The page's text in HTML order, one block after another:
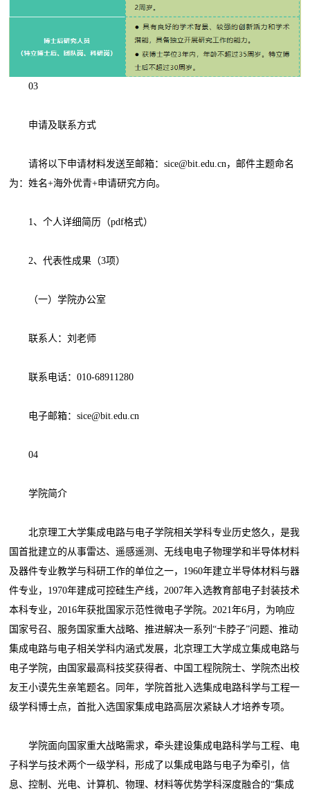
03
申请及联系方式
请将以下申请材料发送至邮箱：sice@bit.edu.cn，邮件主题命名
为：姓名+海外优青+申请研究方向。
1、个人详细简历（pdf格式）
2、代表性成果（3项）
（一）学院办公室
联系人：刘老师
联系电话：010-68911280
电子邮箱：sice@bit.edu.cn
04
学院简介
北京理工大学集成电路与电子学院相关学科专业历史悠久，是我
国首批建立的从事雷达、遥感遥测、无线电电子物理学和半导体材料
及器件专业教学与科研工作的单位之一，1960年建立半导体材料与器
件专业，1970年建成可控硅生产线，2007年入选教育部电子封装技术
本科专业，2016年获批国家示范性微电子学院。2021年6月，为响应
国家号召、服务国家重大战略、推进解决一系列“卡脖子”问题、推动
集成电路与电子相关学科内涵式发展，北京理工大学成立集成电路与
电子学院，由国家最高科技奖获得者、中国工程院院士、学院杰出校
友王小谟先生亲笔题名。同年，学院首批入选集成电路科学与工程一
级学科博士点，首批入选国家集成电路高层次紧缺人才培养专项。
学院面向国家重大战略需求，牵头建设集成电路科学与工程、电
子科学与技术两个一级学科，形成了以集成电路与电子为牵引，信
息、控制、光电、计算机、物理、材料等优势学科深度融合的“集成